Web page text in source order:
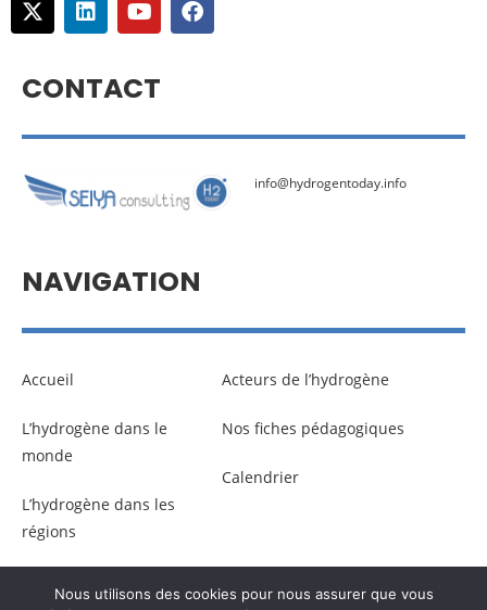
CONTACT
info@hydrogentoday.info
NAVIGATION
Accueil
L’hydrogène dans le
monde
L’hydrogène dans les
régions
Acteurs de l’hydrogène
Nos fiches pédagogiques
Calendrier
Nous utilisons des cookies pour nous assurer que vous